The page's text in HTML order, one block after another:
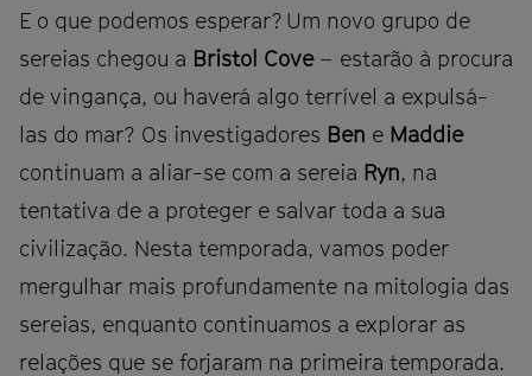
E o que podemos esperar? Um novo grupo de
sereias chegou a Bristol Cove – estarão à procura
de vingança, ou haverá algo terrível a expulsá-
las do mar? Os investigadores Ben e Maddie
continuam a aliar-se com a sereia Ryn, na
tentativa de a proteger e salvar toda a sua
civilização. Nesta temporada, vamos poder
mergulhar mais profundamente na mitologia das
sereias, enquanto continuamos a explorar as
relações que se forjaram na primeira temporada.